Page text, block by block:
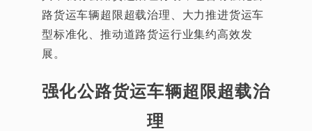
路货运车辆超限超载治理、大力推进货运车
型标准化、推动道路货运行业集约高效发
展。
强化公路货运车辆超限超载治
理